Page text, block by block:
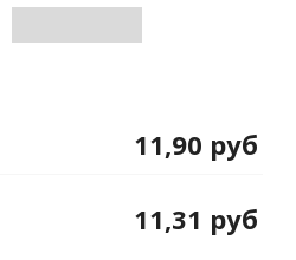
11,90 руб
11,31 руб